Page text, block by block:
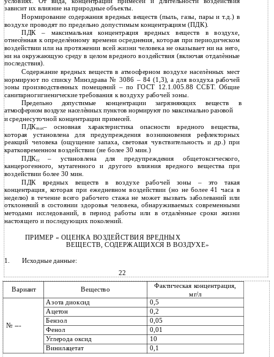
зависит их влияние на природные объекты.
Нормирование содержания вредных веществ (пыль, газы, пары и т.д.) в
воздухе проводят по предельно допустимым концентрациям (ПДК).
ПДК – максимальная концентрация вредных веществ в воздухе,
отнесѐнная к определѐнному времени осреднения, которая при периодическом
воздействии или на протяжении всей жизни человека не оказывает ни на него,
ни на окружающую среду в целом вредного воздействия (включая отдалѐнные
последствия).
Содержание вредных веществ в атмосферном воздухе населѐнных мест
нормируют по списку Минздрава № 3086 – 84 (1,3), а для воздуха рабочей
зоны производственных помещений – по ГОСТ 12.1.005.88 ССБТ. Общие
санитарногигиенические требования к воздуху рабочей зоны.
Предельно допустимые концентрации загрязняющих веществ в
атмосферном воздухе населѐнных пунктов нормируют по максимально разовой
исреднесуточной концентрации примесей.
ПДКmax– основная характеристика опасности вредного вещества,
которая установлена для предупреждения возникновения рефлекторных
реакций человека (ощущение запаха, световая чувствительность и др.) при
кратковременном воздействии (не более 30 мин.)
ПДКсс– установлена для предупреждения общетоксического,
канцерогенного, мутагенного и другого влияния вредного вещества при
воздействии более 30 мин.
ПДК вредных веществ в воздухе рабочей зоны – это такая
концентрация, которая при ежедневном воздействии (но не более 41 часа в
неделю) в течение всего рабочего стажа не может вызвать заболеваний или
отклонений в состоянии здоровья человека, обнаруживаемых современными
методами исследований, в период работы или в отдалѐнные сроки жизни
настоящего и последующих поколений.
ПРИМЕР « ОЦЕНКА ВОЗДЕЙСТВИЯ ВРЕДНЫХ
ВЕЩЕСТВ, СОДЕРЖАЩИХСЯ В ВОЗДУХЕ»
1. Исходные данные:
22
Вариант Вещество Фактическая концентрация,
мг/л
Азота диоксид
0,5
Ацетон
0,2
№ ---
Бензол
0,05
Фенол
0,01
Углерода оксид
10
Винилацетат
0,1